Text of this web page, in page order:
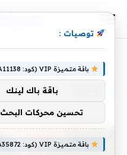
توصيات :
باقة متميزة VIP (كود: AA11138):
باقة باك لينك
تحسين محركات البحث SEO
باقة متميزة VIP (كود: AA35872):